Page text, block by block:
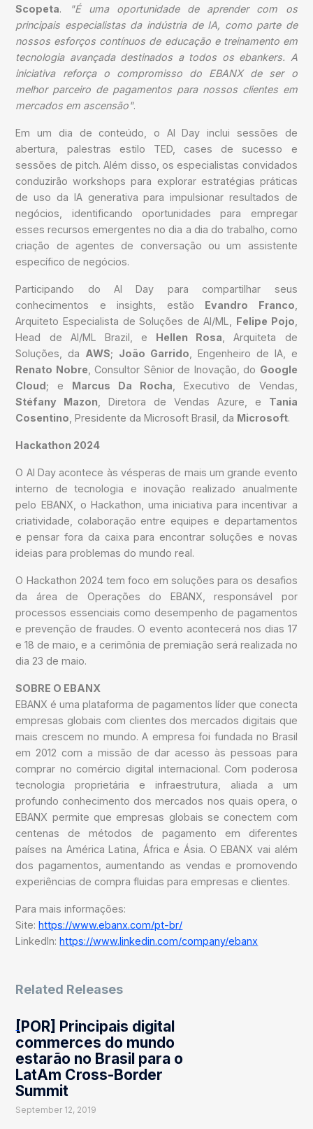
Scopeta.
"É uma oportunidade de aprender com os
principais especialistas da indústria de IA, como parte de
nossos esforços contínuos de educação e treinamento em
tecnologia avançada destinados a todos os ebankers. A
iniciativa reforça o compromisso do EBANX de ser o
melhor parceiro de pagamentos para nossos clientes em
mercados em ascensão".
Em um dia de conteúdo, o AI Day inclui sessões de
abertura, palestras estilo TED, cases de sucesso e
sessões de pitch. Além disso, os especialistas convidados
conduzirão workshops para explorar estratégias práticas
de uso da IA generativa para impulsionar resultados de
negócios, identificando oportunidades para empregar
esses recursos emergentes no dia a dia do trabalho, como
criação de agentes de conversação ou um assistente
específico de negócios.
Participando do AI Day para compartilhar seus
conhecimentos e insights, estão Evandro Franco
Arquiteto Especialista de Soluções de AI/ML, Felipe Pojo
Head de AI/ML Brazil, e Hellen Rosa , Arquiteta de
Soluções, da AWS; João Garrido , Engenheiro de IA, e
Renato Nobre , Consultor Sênior de Inovação, do Google
Cloud; e Marcus Da Rocha , Executivo de Vendas,
Stéfany Mazon , Diretora de Vendas Azure, e Tania
Cosentino , Presidente da Microsoft Brasil, da Microsoft.
Hackathon 2024
O AI Day acontece às vésperas de mais um grande evento
interno de tecnologia e inovação realizado anualmente
pelo EBANX, o Hackathon, uma iniciativa para incentivar a
criatividade, colaboração entre equipes e departamentos
e pensar fora da caixa para encontrar soluções e novas
ideias para problemas do mundo real.
O Hackathon 2024 tem foco em soluções para os desafios
da área de Operações do EBANX, responsável por
processos essenciais como desempenho de pagamentos
e prevenção de fraudes. O evento acontecerá nos dias 17
e 18 de maio, e a cerimônia de premiação será realizada no
dia 23 de maio.
SOBRE O EBANX
EBANX é uma plataforma de pagamentos líder que conecta
empresas globais com clientes dos mercados digitais que
mais crescem no mundo. A empresa foi fundada no Brasil
em 2012 com a missão de dar acesso às pessoas para
comprar no comércio digital internacional. Com poderosa
tecnologia proprietária e infraestrutura, aliada a um
profundo conhecimento dos mercados nos quais opera, o
EBANX permite que empresas globais se conectem com
centenas de métodos de pagamento em diferentes
países na América Latina, África e Ásia. O EBANX vai além
dos pagamentos, aumentando as vendas e promovendo
experiências de compra fluidas para empresas e clientes.
Para mais informações:
Site:https://www.ebanx.com/pt-br/
LinkedIn:https://www.linkedin.com/company/ebanx
Related Releases
[POR] Principais digital
commerces do mundo
estarão no Brasil para o
LatAm Cross-Border
Summit
September 12, 2019